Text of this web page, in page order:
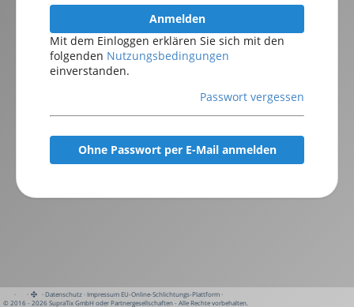
Anmelden
Mit dem Einloggen erklären Sie sich mit den
folgenden Nutzungsbedingungen
einverstanden.
Passwort vergessen
Ohne Passwort per E-Mail anmelden
· · ·Datenschutz·Impressum EU-Online-Schlichtungs-Plattform·
© 2016 - 2026 SupraTix GmbH oder Partnergesellschaften - Alle Rechte vorbehalten.